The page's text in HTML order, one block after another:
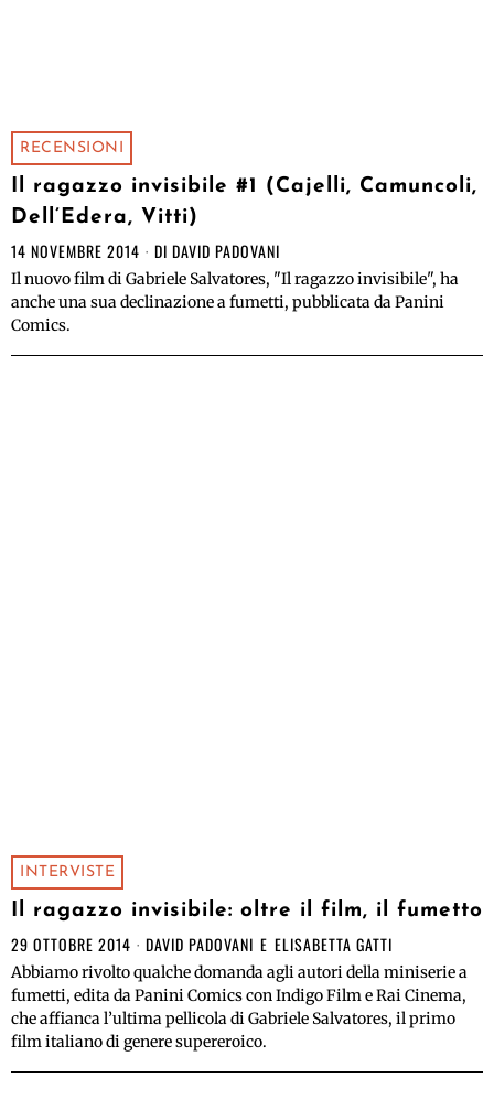
RECENSIONI
Il ragazzo invisibile #1 (Cajelli, Camuncoli,
Dell’Edera, Vitti)
14 NOVEMBRE 2014 DI DAVID PADOVANI
Il nuovo film di Gabriele Salvatores, "Il ragazzo invisibile", ha
anche una sua declinazione a fumetti, pubblicata da Panini
Comics.
INTERVISTE
Il ragazzo invisibile: oltre il film, il fumetto
29 OTTOBRE 2014 DAVID PADOVANI E ELISABETTA GATTI
Abbiamo rivolto qualche domanda agli autori della miniserie a
fumetti, edita da Panini Comics con Indigo Film e Rai Cinema,
che affianca l’ultima pellicola di Gabriele Salvatores, il primo
film italiano di genere supereroico.